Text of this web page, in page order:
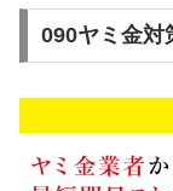
090ヤミ金対